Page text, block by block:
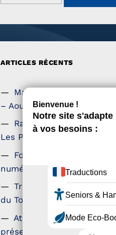
ARTICLES RÉCENTS
Magazine Tourisme
– Aout 2026
Rallye Aicha des
Les Petillantes
Formation
numérique
Trophées Horizons –
du Tourisme Durable
Atout France – flyer
présentation label Tourisme